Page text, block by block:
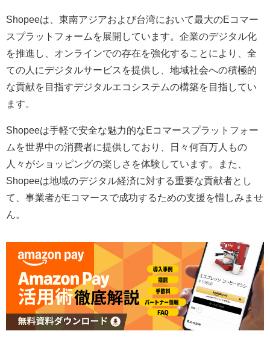
Shopeeは、東南アジアおよび台湾において最大のEコマー
スプラットフォームを展開しています。企業のデジタル化
を推進し、オンラインでの存在を強化することにより、全
ての人にデジタルサービスを提供し、地域社会への積極的
な貢献を目指すデジタルエコシステムの構築を目指してい
ます。
Shopeeは手軽で安全な魅力的なEコマースプラットフォー
ムを世界中の消費者に提供しており、日々何百万人もの
人々がショッピングの楽しさを体験しています。また、
Shopeeは地域のデジタル経済に対する重要な貢献者とし
て、事業者がEコマースで成功するための支援を惜しみませ
ん。